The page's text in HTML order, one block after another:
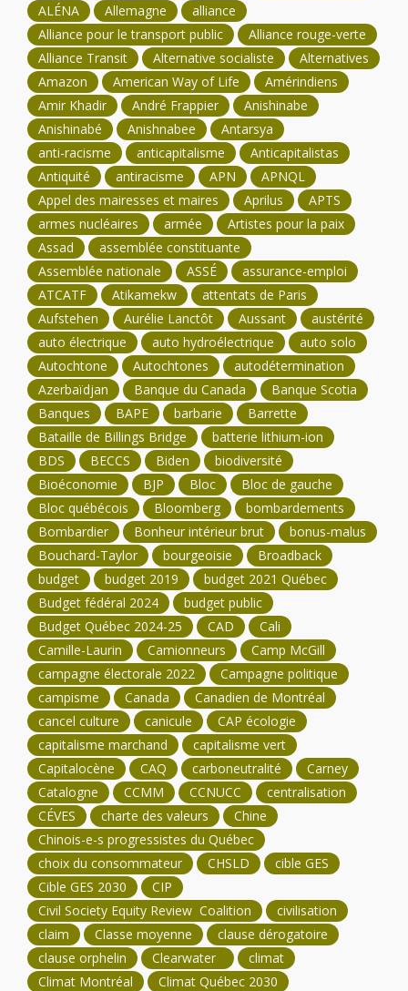
ALÉNA
Allemagne
alliance
Alliance pour le transport public
Alliance rouge-verte
Alliance Transit
Alternative socialiste
Alternatives
Amazon
American Way of Life
Amérindiens
Amir Khadir
André Frappier
Anishinabe
Anishinabé
Anishnabee
Antarsya
anti-racisme
anticapitalisme
Anticapitalistas
Antiquité
antiracisme APN
APNQL
Appel des mairesses et maires
Aprilus
APTS
armes nucléaires
armée
Artistes pour la paix
Assad
assemblée constituante
Assemblée nationale
ASSÉ
assurance-emploi
ATCATF
Atikamekw
attentats de Paris
Aufstehen
Aurélie Lanctôt Aussant
austérité
auto électrique
auto hydroélectrique
auto solo
Autochtone
Autochtones
autodétermination
Azerbaïdjan
Banque du Canada
Banque Scotia
Banques
BAPE barbarie
Barrette
Bataille de Billings Bridge
batterie lithium-ion
BDS
BECCS Biden
biodiversité
Bioéconomie
BJP Bloc
Bloc de gauche
Bloc québécois
Bloomberg
bombardements
Bombardier
Bonheur intérieur brut
bonus-malus
Bouchard-Taylor
bourgeoisie
Broadback
budget
budget 2019
budget 2021 Québec
Budget fédéral 2024
budget public
Budget Québec 2024-25
CAD
Cali
Camille-Laurin
Camionneurs
Camp McGill
campagne électorale 2022
Campagne politique
campisme
Canada
Canadien de Montréal
cancel culture
canicule
CAP écologie
capitalisme marchand
capitalisme vert
Capitalocène
CAQ carboneutralité
Carney
Catalogne
CCMM CCNUCC
centralisation
CÉVES
charte des valeurs
Chine
Chinois-e-s progressistes du Québec
choix du consommateur
CHSLD
cible GES
Cible GES 2030
CIP
Civil Society Equity Review Coalition
civilisation
claim
Classe moyenne
clause dérogatoire
clause orphelin
Clearwater
climat
Climat Montréal
Climat Québec 2030